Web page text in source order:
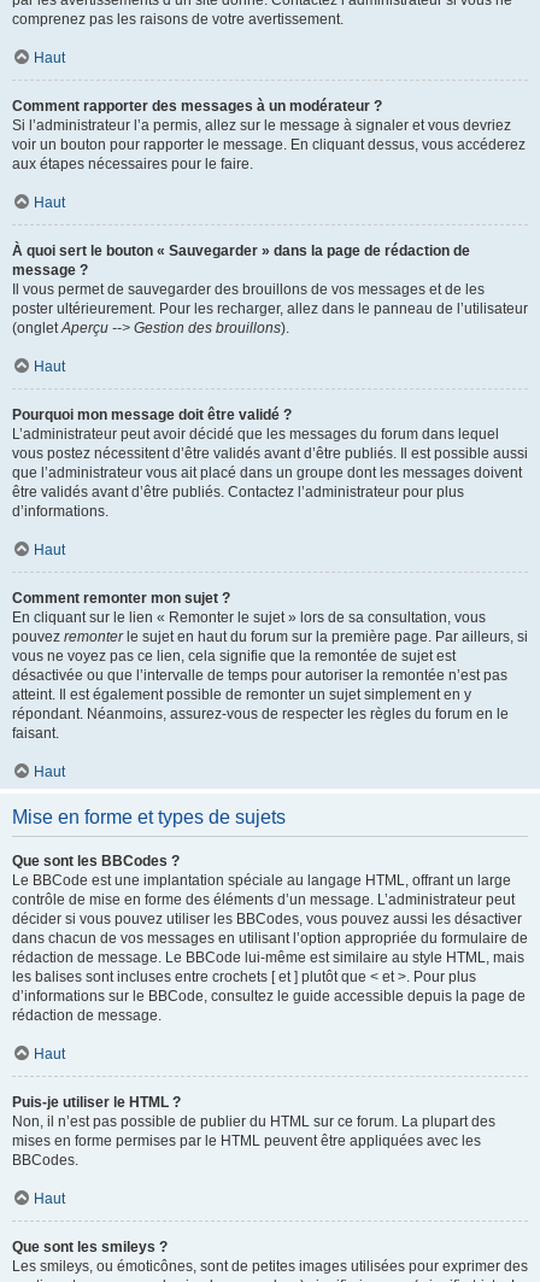
comprenez pas les raisons de votre avertissement.
Haut
Comment rapporter des messages à un modérateur ?
Si l’administrateur l’a permis, allez sur le message à signaler et vous devriez
voir un bouton pour rapporter le message. En cliquant dessus, vous accéderez
aux étapes nécessaires pour le faire.
Haut
À quoi sert le bouton « Sauvegarder » dans la page de rédaction de
message ?
Il vous permet de sauvegarder des brouillons de vos messages et de les
poster ultérieurement. Pour les recharger, allez dans le panneau de l’utilisateur
(ongletAperçu --> Gestion des brouillons).
Haut
Pourquoi mon message doit être validé ?
L’administrateur peut avoir décidé que les messages du forum dans lequel
vous postez nécessitent d’être validés avant d’être publiés. Il est possible aussi
que l’administrateur vous ait placé dans un groupe dont les messages doivent
être validés avant d’être publiés. Contactez l’administrateur pour plus
d’informations.
Haut
Comment remonter mon sujet ?
En cliquant sur le lien « Remonter le sujet » lors de sa consultation, vous
pouvez remonterle sujet en haut du forum sur la première page. Par ailleurs, si
vous ne voyez pas ce lien, cela signifie que la remontée de sujet est
désactivée ou que l’intervalle de temps pour autoriser la remontée n’est pas
atteint. Il est également possible de remonter un sujet simplement en y
répondant. Néanmoins, assurez-vous de respecter les règles du forum en le
faisant.
Haut
Mise en forme et types de sujets
Que sont les BBCodes ?
Le BBCode est une implantation spéciale au langage HTML, offrant un large
contrôle de mise en forme des éléments d’un message. L’administrateur peut
décider si vous pouvez utiliser les BBCodes, vous pouvez aussi les désactiver
dans chacun de vos messages en utilisant l’option appropriée du formulaire de
rédaction de message. Le BBCode lui-même est similaire au style HTML, mais
les balises sont incluses entre crochets [ et ] plutôt que < et >. Pour plus
d’informations sur le BBCode, consultez le guide accessible depuis la page de
rédaction de message.
Haut
Puis-je utiliser le HTML ?
Non, il n’est pas possible de publier du HTML sur ce forum. La plupart des
mises en forme permises par le HTML peuvent être appliquées avec les
BBCodes.
Haut
Que sont les smileys ?
Les smileys, ou émoticônes, sont de petites images utilisées pour exprimer des